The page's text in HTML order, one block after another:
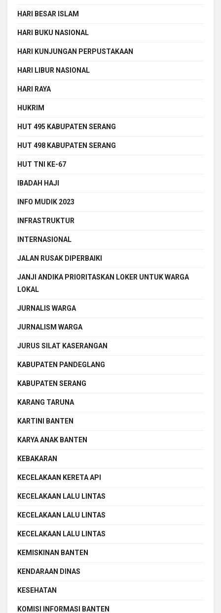
HARI BESAR ISLAM
HARI BUKU NASIONAL
HARI KUNJUNGAN PERPUSTAKAAN
HARI LIBUR NASIONAL
HARI RAYA
HUKRIM
HUT 495 KABUPATEN SERANG
HUT 498 KABUPATEN SERANG
HUT TNI KE-67
IBADAH HAJI
INFO MUDIK 2023
INFRASTRUKTUR
INTERNASIONAL
JALAN RUSAK DIPERBAIKI
JANJI ANDIKA PRIORITASKAN LOKER UNTUK WARGA
LOKAL
JURNALIS WARGA
JURNALISM WARGA
JURUS SILAT KASERANGAN
KABUPATEN PANDEGLANG
KABUPATEN SERANG
KARANG TARUNA
KARTINI BANTEN
KARYA ANAK BANTEN
KEBAKARAN
KECELAKAAN KERETA API
KECELAKAAN LALU LINTAS
KECELAKAAN LALU LINTAS
KECELAKAAN LALU LINTAS
KEMISKINAN BANTEN
KENDARAAN DINAS
KESEHATAN
KOMISI INFORMASI BANTEN